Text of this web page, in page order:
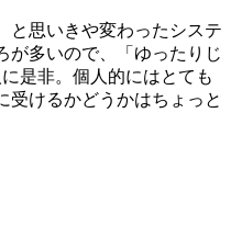
と思いきや変わったシステ
が多いので、「ゆったりじ
是非。個人的にはとても
受けるかどうかはちょっと